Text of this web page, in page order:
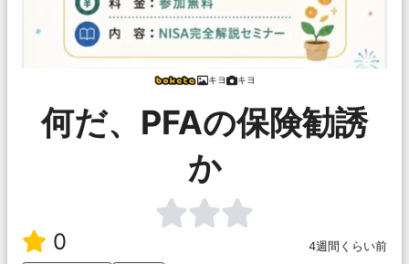
キヨ キヨ
何だ、PFAの保険勧誘
か
0
4週間くらい前